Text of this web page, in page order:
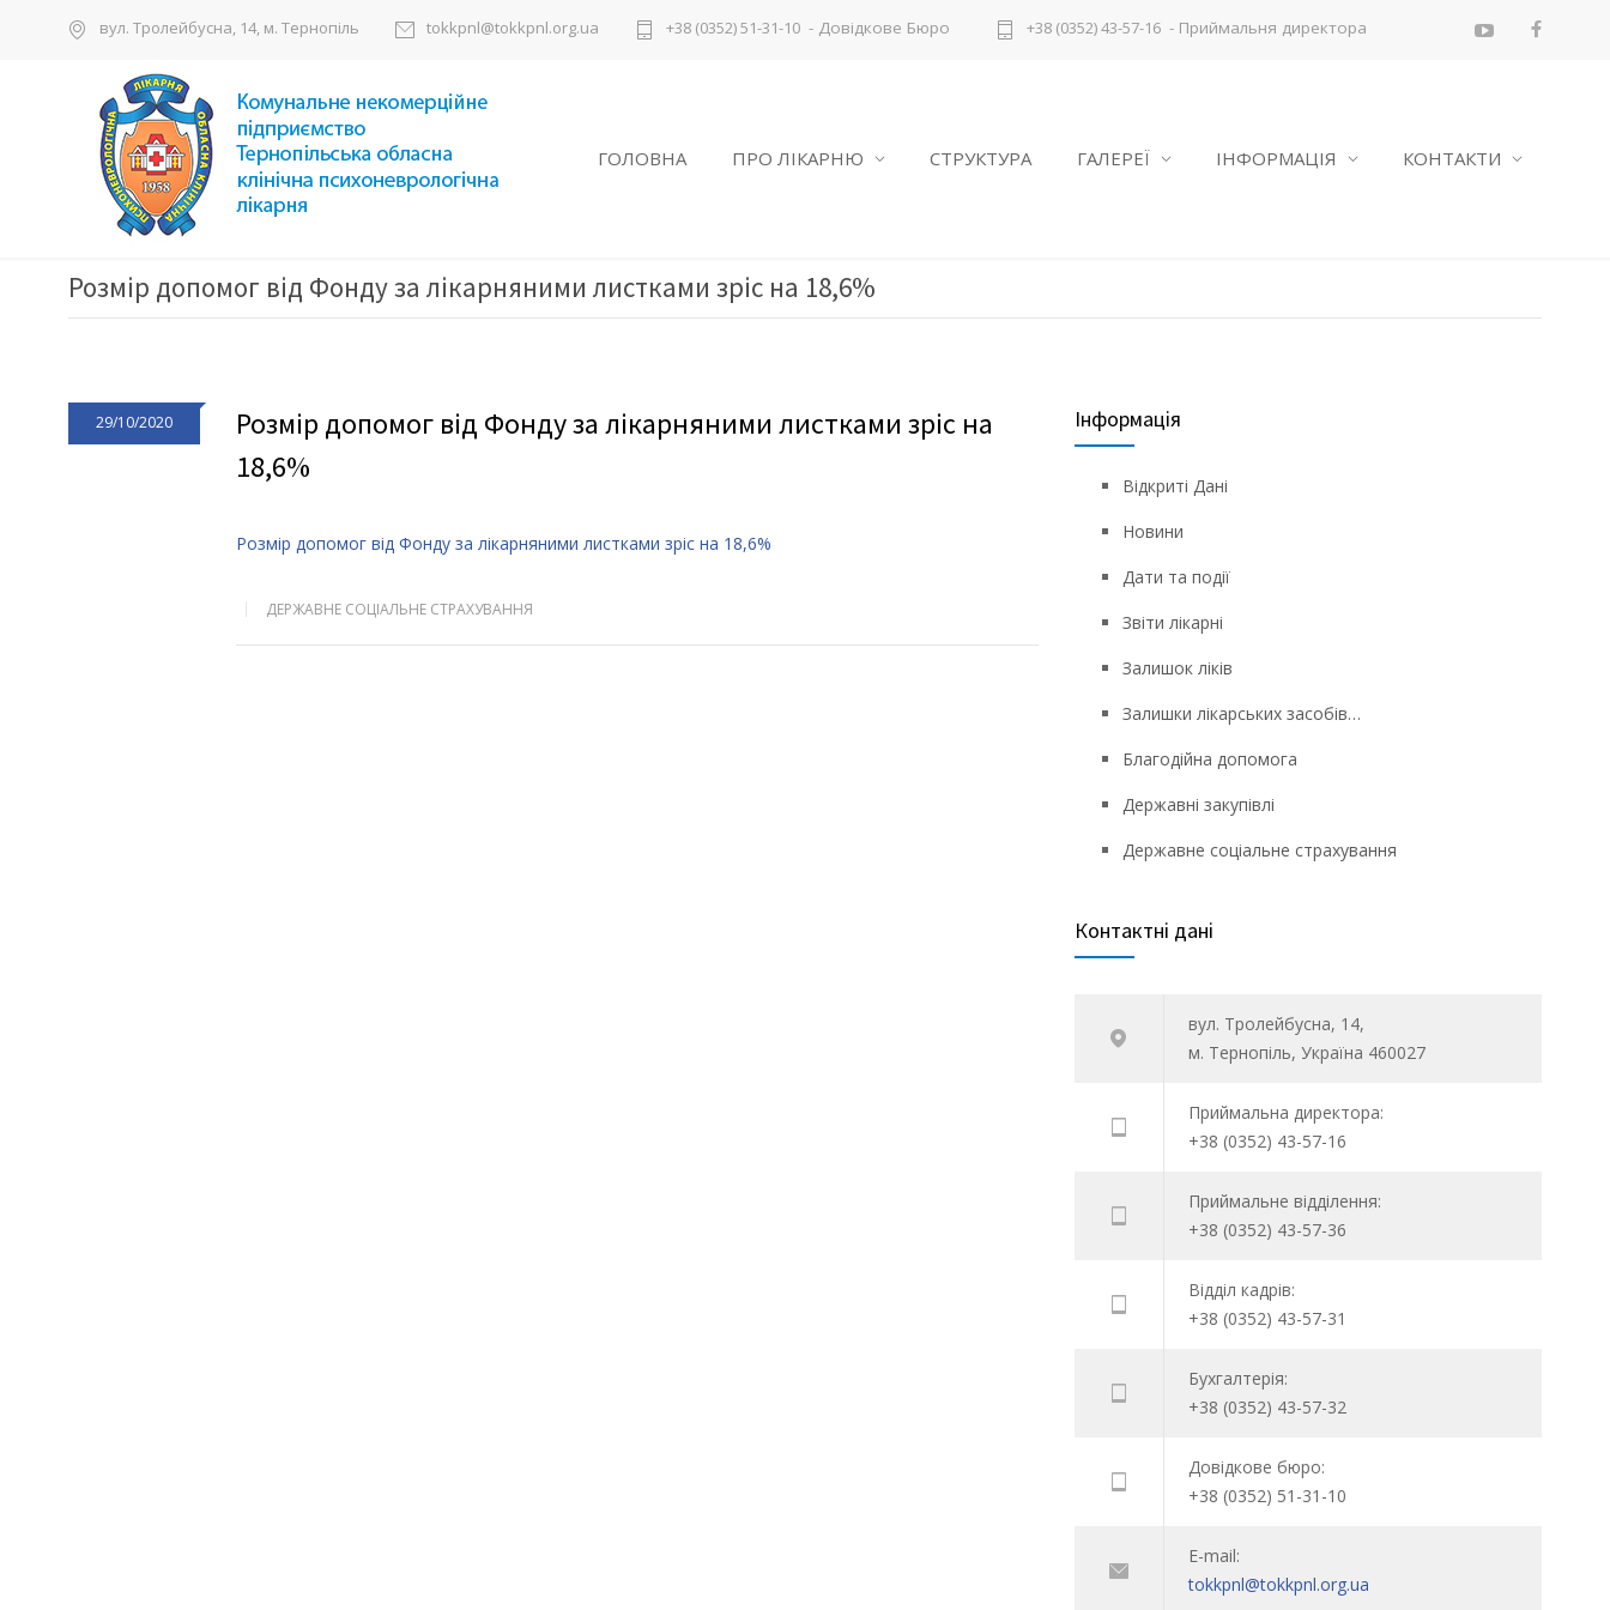
вул. Тролейбусна, 14, м. Тернопіль tokkpnl@tokkpnl.org.ua +38 (0352) 51-31-10 - Довідкове Бюро +38 (0352) 43-57-16 - Приймальня директора
ГОЛОВНА ПРО ЛІКАРНЮ СТРУКТУРА ГАЛЕРЕЇ ІНФОРМАЦІЯ КОНТАКТИ
Розмір допомог від Фонду за лікарняними листками зріс на 18,6%
29/10/2020
Розмір допомог від Фонду за лікарняними листками зріс на
18,6%
Розмір допомог від Фонду за лікарняними листками зріс на 18,6%
ДЕРЖАВНЕ СОЦІАЛЬНЕ СТРАХУВАННЯ
Інформація
Відкриті Дані
Новини
Дати та події
Звіти лікарні
Залишок ліків
Залишки лікарських засобів…
Благодійна допомога
Державні закупівлі
Державне соціальне страхування
Контактні дані
вул. Тролейбусна, 14,
м. Тернопіль, Україна 460027
Приймальна директора:
+38 (0352) 43-57-16
Приймальне відділення:
+38 (0352) 43-57-36
Відділ кадрів:
+38 (0352) 43-57-31
Бухгалтерія:
+38 (0352) 43-57-32
Довідкове бюро:
+38 (0352) 51-31-10
E-mail:
tokkpnl@tokkpnl.org.ua